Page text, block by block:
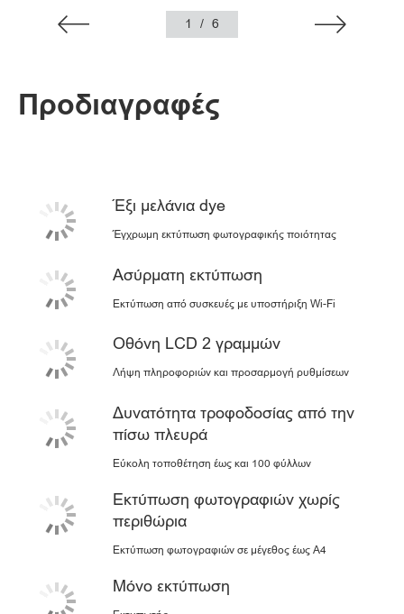
1 / 6
Προδιαγραφές
Έξι μελάνια dye
Έγχρωμη εκτύπωση φωτογραφικής ποιότητας
Ασύρματη εκτύπωση
Εκτύπωση από συσκευές με υποστήριξη Wi-Fi
Οθόνη LCD 2 γραμμών
Λήψη πληροφοριών και προσαρμογή ρυθμίσεων
Δυνατότητα τροφοδοσίας από την
πίσω πλευρά
Εύκολη τοποθέτηση έως και 100 φύλλων
Εκτύπωση φωτογραφιών χωρίς
περιθώρια
Εκτύπωση φωτογραφιών σε μέγεθος έως A4
Μόνο εκτύπωση